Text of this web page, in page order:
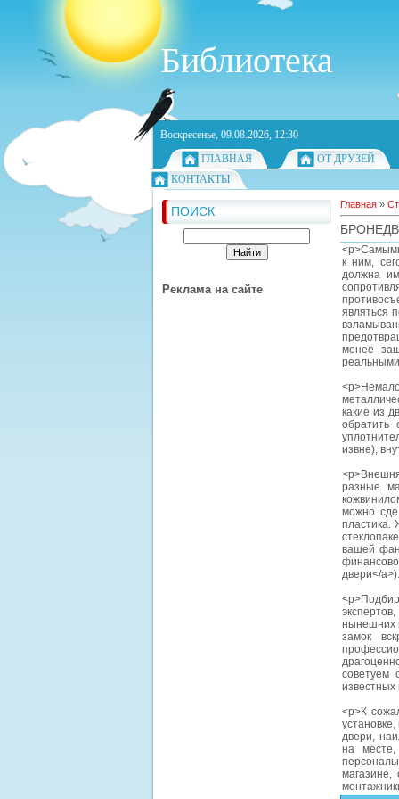
Библиотека
Воскресенье, 09.08.2026, 12:30
ГЛАВНАЯ
ОТ ДРУЗЕЙ
КОНТАКТЫ
ПОИСК
Реклама на сайте
Главная »
к ним,
должна
являться
менее
какие из
обратить
извне),
разные
можно
пластика.
вашей
двери</
нынешних
замок
советуем
известных
<p>К
двери,
на
магазине,